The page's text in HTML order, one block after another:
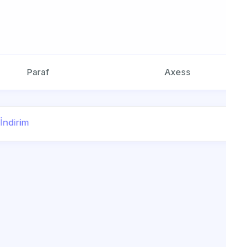
Paraf Axess
İndirim